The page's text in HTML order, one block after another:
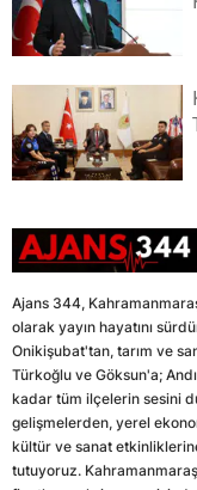
Ajans 344,
olarak yayın hayatını
Onikişubat'tan, tarım ve
Türkoğlu ve Göksun'a;
kadar tüm ilçelerin sesini
gelişmelerden, yerel
kültür ve sanat
tutuyoruz. Kahramanmaraş